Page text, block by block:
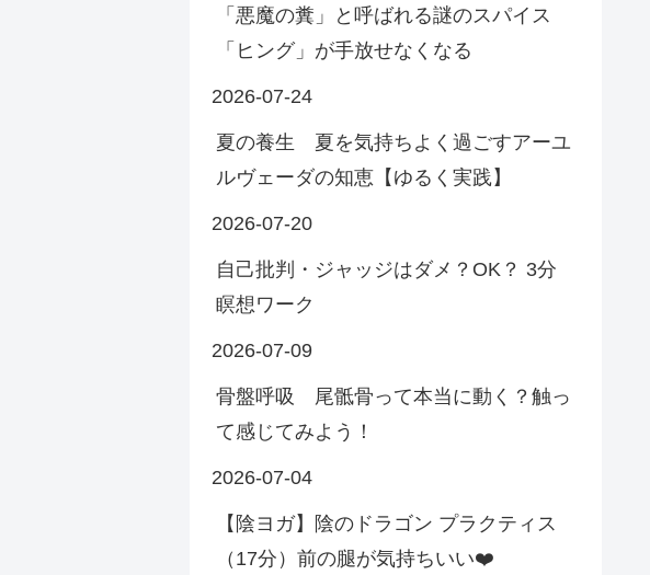
「悪魔の糞」と呼ばれる謎のスパイス
「ヒング」が手放せなくなる
2026-07-24
夏の養生 夏を気持ちよく過ごすアーユ
ルヴェーダの知恵【ゆるく実践】
2026-07-20
自己批判・ジャッジはダメ？OK？ 3分
瞑想ワーク
2026-07-09
骨盤呼吸 尾骶骨って本当に動く？触っ
て感じてみよう！
2026-07-04
【陰ヨガ】陰のドラゴン プラクティス
（17分）前の腿が気持ちいい❤️